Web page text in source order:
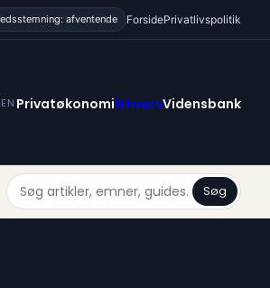
afventende ForsidePrivatlivspolitik
PrivatøkonomiErhvervVidensbank
Søg